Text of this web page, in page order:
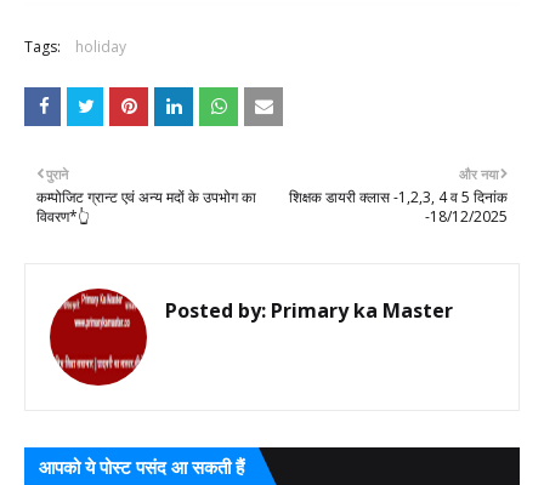
Tags: holiday
और नया
शिक्षक डायरी क्लास -1,2,3, 4 व 5 दिनांक
-18/12/2025
पुराने
कम्पोजिट ग्रान्ट एवं अन्य मदों के उपभोग का
विवरण*👆
Posted by: Primary ka Master
आपको ये पोस्ट पसंद आ सकती हैं